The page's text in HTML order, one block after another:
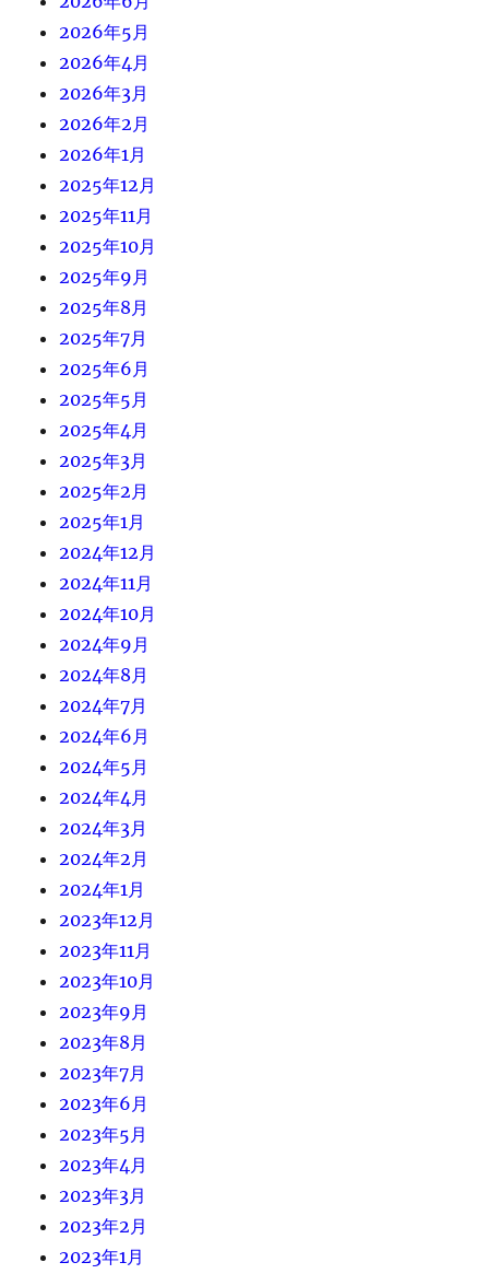
2026年5月
2026年4月
2026年3月
2026年2月
2026年1月
2025年12月
2025年11月
2025年10月
2025年9月
2025年8月
2025年7月
2025年6月
2025年5月
2025年4月
2025年3月
2025年2月
2025年1月
2024年12月
2024年11月
2024年10月
2024年9月
2024年8月
2024年7月
2024年6月
2024年5月
2024年4月
2024年3月
2024年2月
2024年1月
2023年12月
2023年11月
2023年10月
2023年9月
2023年8月
2023年7月
2023年6月
2023年5月
2023年4月
2023年3月
2023年2月
2023年1月